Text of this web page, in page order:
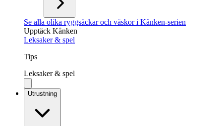
Se alla olika ryggsäckar och väskor i Kånken-serien
Upptäck Kånken
Leksaker & spel
Tips
Leksaker & spel
Utrustning